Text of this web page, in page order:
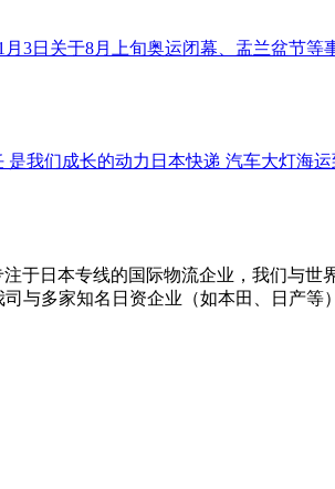
3日 关于8月上旬奥运闭幕、盂兰盆节等
是我们成长的动力 日本快递 汽车大灯海
于日本专线的国际物流企业，我们与
与多家知名日资企业（如本田、日产等